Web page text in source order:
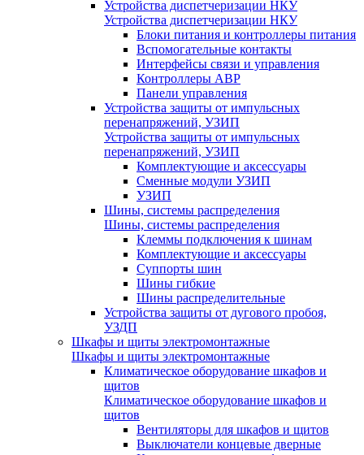
Устройства диспетчеризации НКУ
Устройства диспетчеризации НКУ
Блоки питания и контроллеры питания
Вспомогательные контакты
Интерфейсы связи и управления
Контроллеры АВР
Панели управления
Устройства защиты от импульсных
перенапряжений, УЗИП
Устройства защиты от импульсных
перенапряжений, УЗИП
Комплектующие и аксессуары
Сменные модули УЗИП
УЗИП
Шины, системы распределения
Шины, системы распределения
Клеммы подключения к шинам
Комплектующие и аксессуары
Суппорты шин
Шины гибкие
Шины распределительные
Устройства защиты от дугового пробоя,
УЗДП
Шкафы и щиты электромонтажные
Шкафы и щиты электромонтажные
Климатическое оборудование шкафов и
щитов
Климатическое оборудование шкафов и
щитов
Вентиляторы для шкафов и щитов
Выключатели концевые дверные